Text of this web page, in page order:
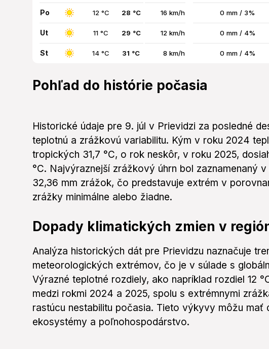
Po 12 °C 28 °C 16 km/h 0 mm / 3%
Ut 11 °C 29 °C 12 km/h 0 mm / 4%
St 14 °C 31 °C 8 km/h 0 mm / 4%
Pohľad do histórie počasia
Historické údaje pre 9. júl v Prievidzi za posledné
teplotnú a zrážkovú variabilitu. Kým v roku 2024
tropických 31,7 °C, o rok neskôr, v roku 2025,
°C. Najvýraznejší zrážkový úhrn bol zaznamenaný
32,36 mm zrážok, čo predstavuje extrém v
zrážky minimálne alebo žiadne.
Dopady klimatických zmien v
Analýza historických dát pre Prievidzu naznačuje
meteorologických extrémov, čo je v súlade s
Výrazné teplotné rozdiely, ako napríklad rozdiel 12
medzi rokmi 2024 a 2025, spolu s extrémnymi
rastúcu nestabilitu počasia. Tieto výkyvy môžu mať
ekosystémy a poľnohospodárstvo.